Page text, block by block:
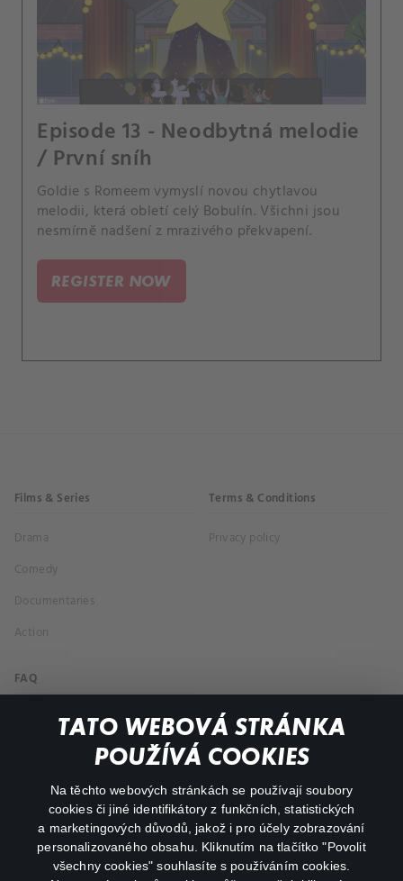
TATO WEBOVÁ STRÁNKA
POUŽÍVÁ COOKIES
Na těchto webových stránkách se používají soubory
cookies či jiné identifikátory z funkčních, statistických
a marketingových důvodů, jakož i pro účely zobrazování
personalizovaného obsahu. Kliknutím na tlačítko "Povolit
všechny cookies" souhlasíte s používáním cookies.
Episode 13 - Neodbytná melodie
/ První sníh
Goldie s Romeem vymyslí novou chytlavou
melodii, která obletí celý Bobulín. Všichni jsou
nesmírně nadšení z mrazivého překvapení.
REGISTER NOW
Films & Series
Drama
Comedy
Documentaries
Action
Terms & Conditions
Privacy policy
FAQ
My profile
facebookinstagram
youtube